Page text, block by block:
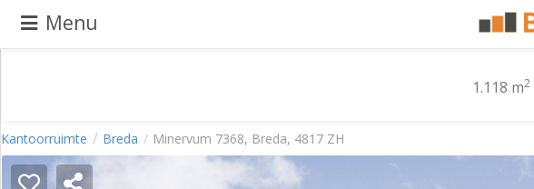
Menu
aanbieden
Pand
zoeken
Kantoorruimte Breda Minervum 7368, Breda, 4817 ZH
1.118 m2